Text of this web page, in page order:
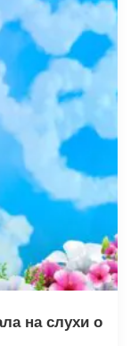
на слухи о